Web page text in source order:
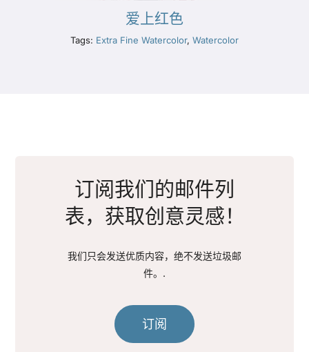
爱上红色
Tags: Extra Fine Watercolor, Watercolor
订阅我们的邮件列
表，获取创意灵感！
我们只会发送优质内容，绝不发送垃圾邮
件。.
订阅